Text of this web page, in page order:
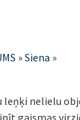
»Siena »
leņķi nelielu
gaismas